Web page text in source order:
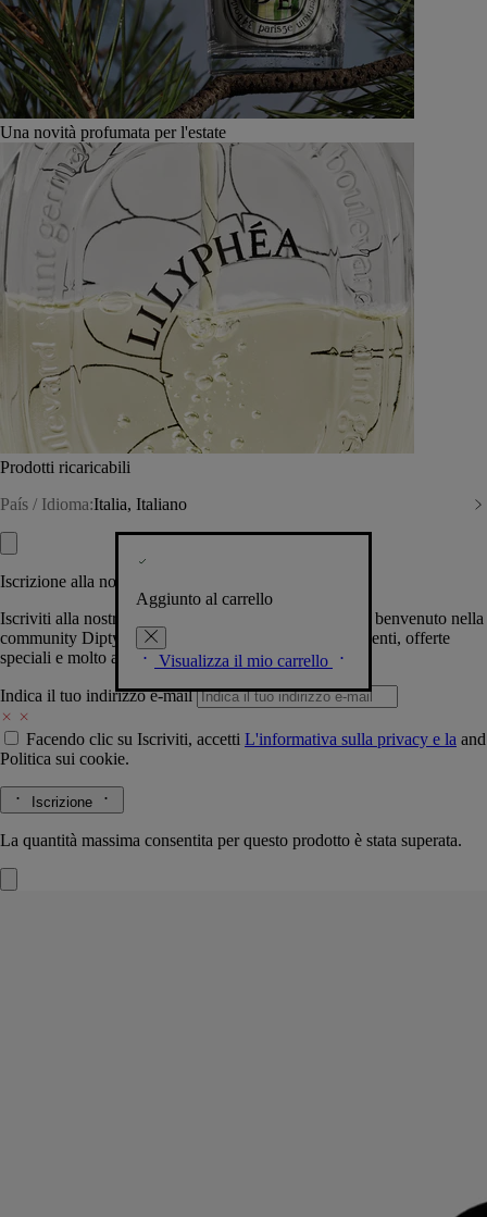
Una novità profumata per l'estate
Prodotti ricaricabili
País / Idioma:Italia, Italiano
Aggiunto al carrello
Visualizza il mio carrello
Iscrizione alla nostra Newsletter
Iscriviti alla nostra newsletter per permetterci di darti il benvenuto nella
community Diptyque e tenerti al corrente su novità, eventi, offerte
speciali e molto altro.
Indica il tuo indirizzo e-mail
Facendo clic su Iscriviti, accetti L'informativa sulla privacy e la and
Politica sui cookie.
Iscrizione
La quantità massima consentita per questo prodotto è stata superata.